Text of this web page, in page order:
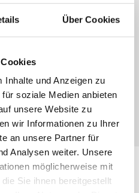
Über Cookies
Inhalte und Anzeigen zu
soziale Medien anbieten
unsere Website zu
wir Informationen zu Ihrer
an unsere Partner für
Analysen weiter. Unsere
möglicherweise mit
Sie ihnen bereitgestellt
Variierte Köderführungen wie
Angeln auf Forellen und Äschen.
Fischarten damit fangen.
jeder Fliegenbox, da
von Fischen unter der
Versandkosten, wenn nicht anders